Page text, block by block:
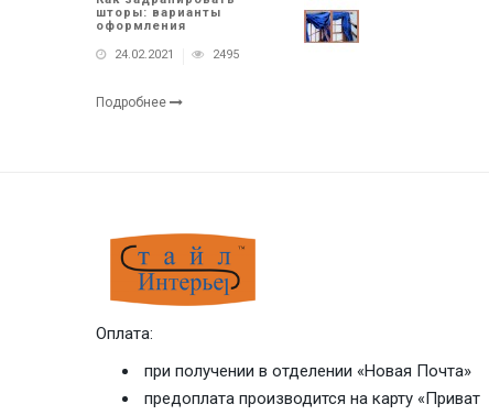
шторы: варианты
оформления
24.02.2021
2495
Подробнее
Оплата:
при получении в отделении «Новая Почта»
предоплата производится на карту «Приват